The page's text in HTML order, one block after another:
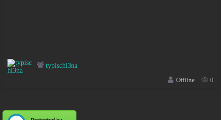
typischl3na
Offline
0